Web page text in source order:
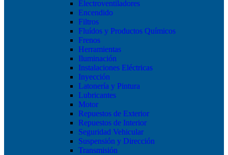
Electroventiladores
Encendido
Filtros
Fluídos y Productos Químicos
Frenos
Herramientas
Iluminación
Instalaciones Eléctricas
Inyección
Latonería y Pintura
Lubricantes
Motor
Repuestos de Exterior
Repuestos de Interior
Seguridad Vehicular
Suspensión y Dirección
Transmisión